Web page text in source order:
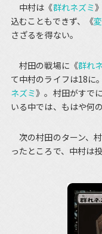
中村は《群れネズミ
込むこともできず、《
さざるを得ない。
村田の戦場に《群れ
て中村のライフは18に
ネズミ》。村田がすで
いる中では、もはや何
次の村田のターン、
ったところで、中村は